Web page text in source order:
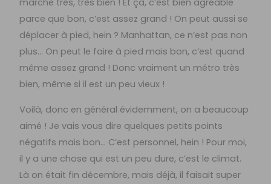
marche très, très bien ! Et ça, c’est bien agréable
parce que bon, c’est assez grand ! On peut aussi se
déplacer à pied, hein ? Manhattan, ce n’est pas non
plus… On peut le faire à pied mais bon, c’est quand
même assez grand ! Donc vraiment un métro très
bien, même si il est un peu vieux !
Voilà, donc en général évidemment, on a beaucoup
aimé ! Je vais vous dire quelques petits points
négatifs mais bon… C’est personnel, hein ! Pour moi,
il y a une chose qui est un peu dure, c’est le climat.
Là on était fin décembre, mais déjà, il faisait super